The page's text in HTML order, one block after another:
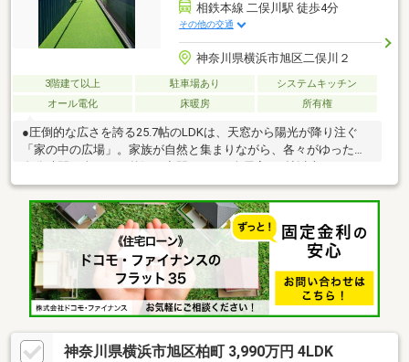
相鉄本線 二俣川駅 徒歩4分
その他の交通
神奈川県横浜市旭区二俣川２
3階建て以上 駐車場あり
システムキッチン
オール電化
床暖房 所有権
●圧倒的な広さを誇る25.7帖のLDKは、天窓から陽光が降り注ぐ
「家の中の広場」。家族が自然と集まりながら、各々がゆったり
ルーム級の広さがあり、大型家具も余裕で配置可能。2箇所のWIC
や廊下収納など「見せない収納」が充実し、生活感を抑えたスタ
イリッシュな暮らしを維持できます。●「ジョイナステラス二俣
川」の利便性と閑静な住宅街の静寂が共存する好立地。オール電
化や2面採光など充実のスペックです。【修繕履歴】2026年6月
3階トイレ交換済
神奈川県横浜市旭区柏町 3,990万円 4LDK